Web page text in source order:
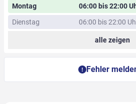
Montag
06:00 bis 22:00
Dienstag
06:00 bis 22:00
alle zeigen
Fehler